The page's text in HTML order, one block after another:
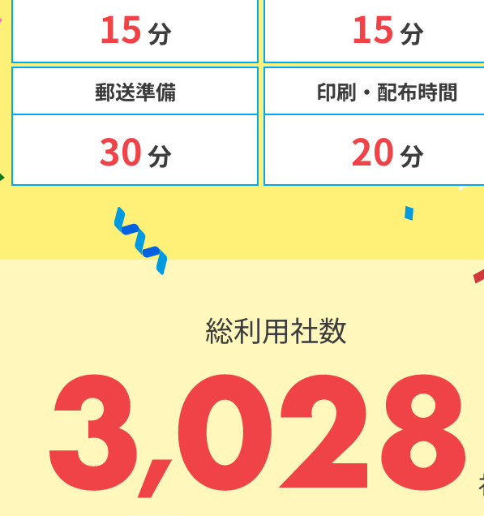
15 分 15 分
郵送準備
30分
印刷・配布時間
20分
総利用社数